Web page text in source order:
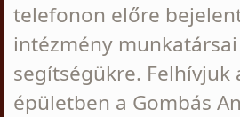
telefonon előre
intézmény
segítségükre.
épületben a Gombás